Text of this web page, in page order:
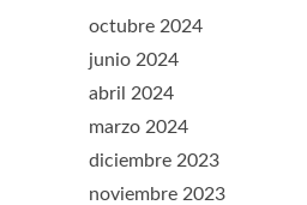
octubre 2024
junio 2024
abril 2024
marzo 2024
diciembre 2023
noviembre 2023